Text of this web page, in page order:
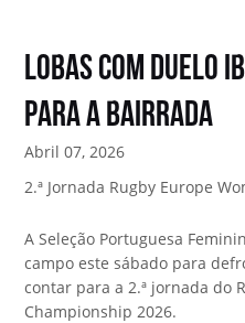
Lobas com duelo
para a Bairrada
Abril 07, 2026
2.ª Jornada Rugby Europe
ASeleção Portuguesa
campo este sábado para
contar para a 2.ª jornada do
Championship 2026.